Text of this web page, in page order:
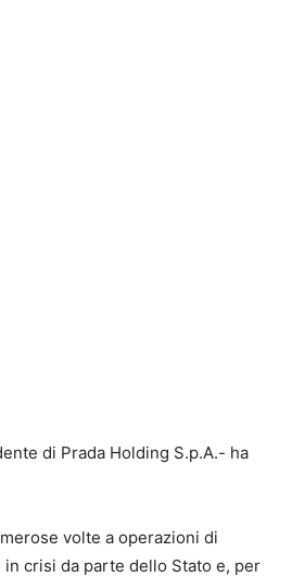
di Prada Holding S.p.A.- ha
volte a operazioni di
in crisi da parte dello Stato e, per